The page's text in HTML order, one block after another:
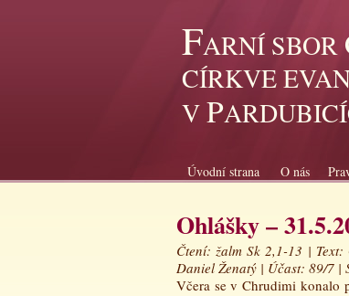
FARNÍ SBOR
CÍRKVE
VP
Úvodní strana O nás
Ohlášky –
Čtení: žalm Sk 2,1-13 |
Daniel Ženatý | Účast: 89/7 |
Včera se v Chrudimi konalo